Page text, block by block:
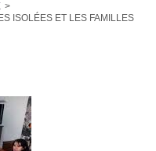
ISOLÉES ET LES FAMILLES